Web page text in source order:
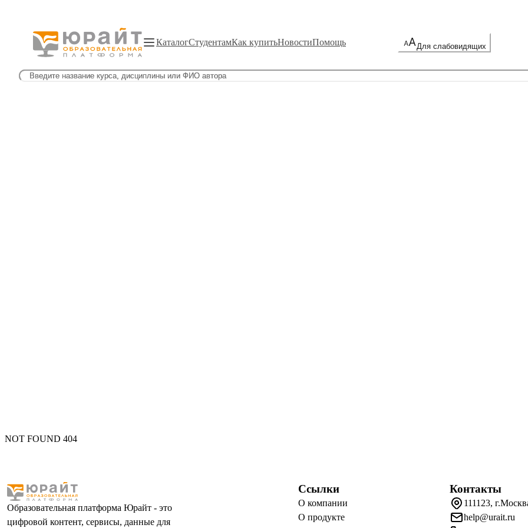
КаталогСтудентамКак купитьНовостиПомощь Для слабовидящих
NOT FOUND 404
Образовательная платформа Юрайт - это
цифровой контент, сервисы, данные для
Ссылки
О компании
О продукте
Контакты
111123,
help@urait.ru